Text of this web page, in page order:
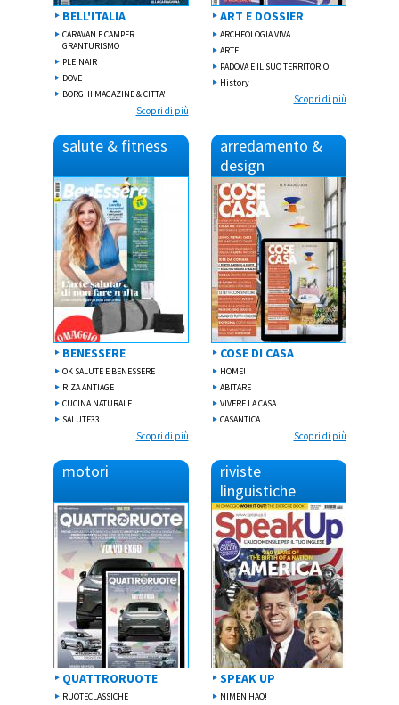
BELL'ITALIA
CARAVAN E CAMPER
GRANTURISMO
PLEINAIR
DOVE
BORGHI MAGAZINE & CITTA'
Scopri di più
ART E DOSSIER
ARCHEOLOGIA VIVA
ARTE
PADOVA E IL SUO TERRITORIO
History
Scopri di più
salute & fitness
BENESSERE
OK SALUTE E BENESSERE
RIZA ANTIAGE
CUCINA NATURALE
SALUTE33
Scopri di più
arredamento &
design
COSE DI CASA
HOME!
ABITARE
VIVERE LA CASA
CASANTICA
Scopri di più
motori
QUATTRORUOTE
RUOTECLASSICHE
riviste
linguistiche
SPEAK UP
NIMEN HAO!